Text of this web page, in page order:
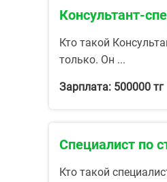
Консультант-
Кто такой
только. Он ...
Зарплата: 500000 тг
Специалист по
Кто такой